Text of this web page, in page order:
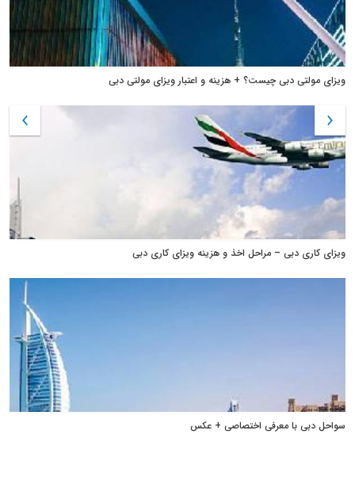
ویزای مولتی دبی چیست؟ + هزینه و اعتبار ویزای مولتی دبی
ویزای کاری دبی – مراحل اخذ و هزینه ویزای کاری دبی
سواحل دبی با معرفی اختصاصی + عکس